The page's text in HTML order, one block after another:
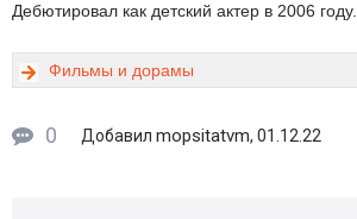
Дебютировал как детский актер в 2006 году.
Фильмы и дорамы
0 Добавил mopsitatvm, 01.12.22